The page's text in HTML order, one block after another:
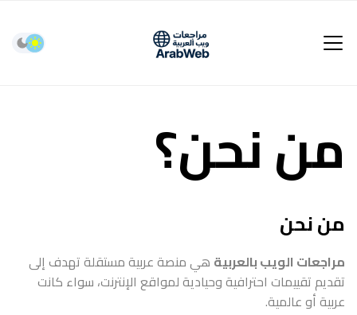
من نحن؟
من نحن
مراجعات الويب بالعربية هي منصة عربية مستقلة تهدف إلى
تقديم تقييمات احترافية وحيادية لمواقع الإنترنت، سواء كانت
عربية أو عالمية.